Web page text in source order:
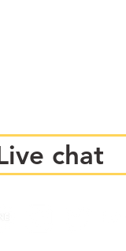
chat